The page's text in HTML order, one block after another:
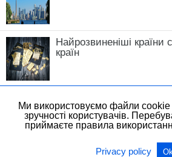
Найрозвиненіші країни
країн
Ми використовуємо файли cookie
зручності користувачів.
приймаєте правила
Privacy policy